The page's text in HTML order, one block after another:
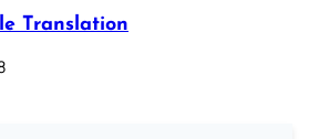
Translation